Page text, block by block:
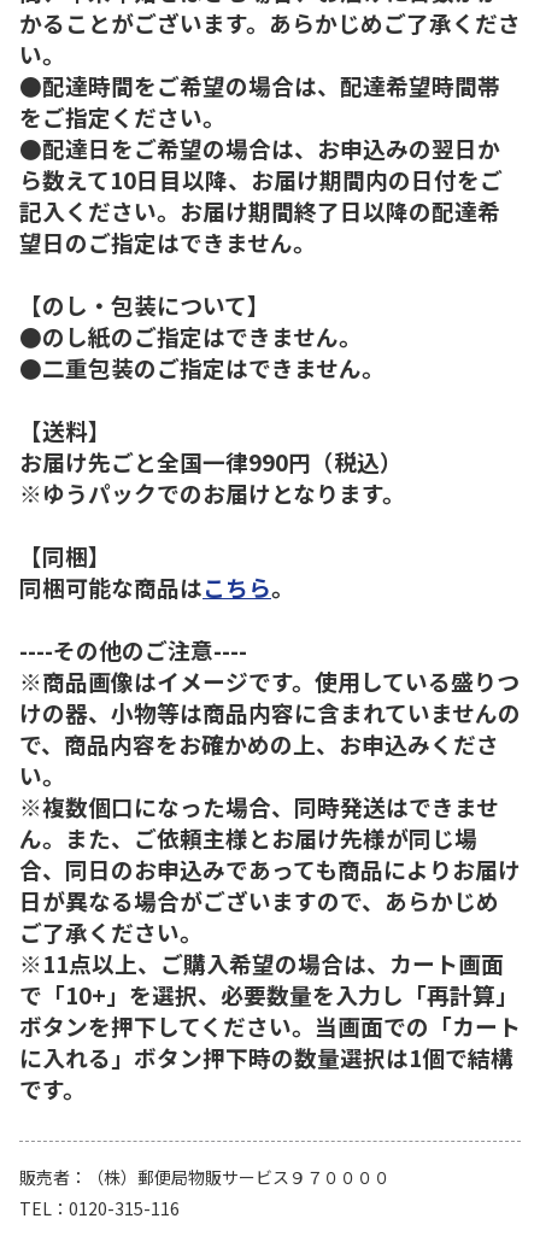
かることがございます。あらかじめご了承くださ
い。
●配達時間をご希望の場合は、配達希望時間帯
をご指定ください。
●配達日をご希望の場合は、お申込みの翌日か
ら数えて10日目以降、お届け期間内の日付をご
記入ください。お届け期間終了日以降の配達希
望日のご指定はできません。
【のし・包装について】
●のし紙のご指定はできません。
●二重包装のご指定はできません。
【送料】
お届け先ごと全国一律990円（税込）
※ゆうパックでのお届けとなります。
【同梱】
同梱可能な商品はこちら。
----その他のご注意----
※商品画像はイメージです。使用している盛りつ
けの器、小物等は商品内容に含まれていませんの
で、商品内容をお確かめの上、お申込みくださ
い。
※複数個口になった場合、同時発送はできませ
ん。また、ご依頼主様とお届け先様が同じ場
合、同日のお申込みであっても商品によりお届け
日が異なる場合がございますので、あらかじめ
ご了承ください。
※11点以上、ご購入希望の場合は、カート画面
で「10+」を選択、必要数量を入力し「再計算」
ボタンを押下してください。当画面での「カート
に入れる」ボタン押下時の数量選択は1個で結構
です。
販売者
（株）郵便局物販サービス９７００００
TEL
0120-315-116